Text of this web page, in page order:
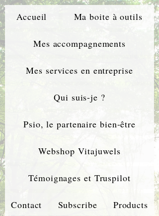
Accueil Ma boite à outils
Mes accompagnements
Mes services en entreprise
Qui suis-je ?
Psio, le partenaire bien-être
Webshop Vitajuwels
Témoignages et Truspilot
Contact Subscribe Products